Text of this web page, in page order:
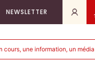
NEWSLETTER